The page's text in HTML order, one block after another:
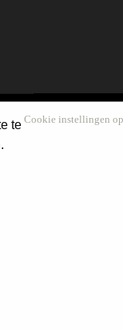
Cookie instellingen
te